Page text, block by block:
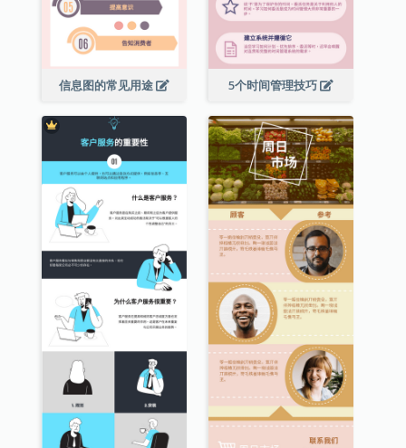
信息图的常见用途 5个时间管理技巧